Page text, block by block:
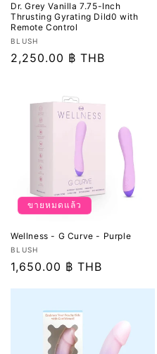
Dr. Grey Vanilla 7.75-Inch
Thrusting Gyrating Dild0 with
Remote Control
เวน
เด
BLUSH
ราคา
2,250.00 ฿ THB
ขายหมดแล้ว
Wellness - G Curve - Purple
เวน
เด
BLUSH
ราคา
1,650.00 ฿ THB